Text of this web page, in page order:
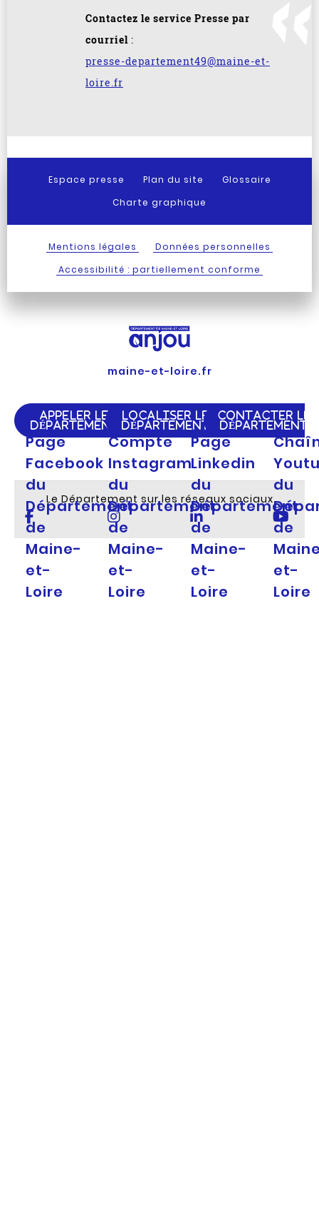
Contactez le service Presse par
courriel :
presse-departement49@maine-et-
loire.fr
Espace presse Plan du site
Glossaire
Charte graphique
Mentions légales
Données personnelles
Accessibilité : partiellement conforme
maine-et-loire.fr
APPELER LE
DÉPARTEMENT
LOCALISER LE
DÉPARTEMENT
CONTACTER LE
DÉPARTEMENT
Le Département sur les réseaux sociaux
Page
Facebook
du
Département
de
Maine-
et-
Loire
Compte
Instagram
du
Département
de
Maine-
et-
Loire
Page
Linkedin
du
Département
de
Maine-
et-
Loire
du
de
et-
Loire